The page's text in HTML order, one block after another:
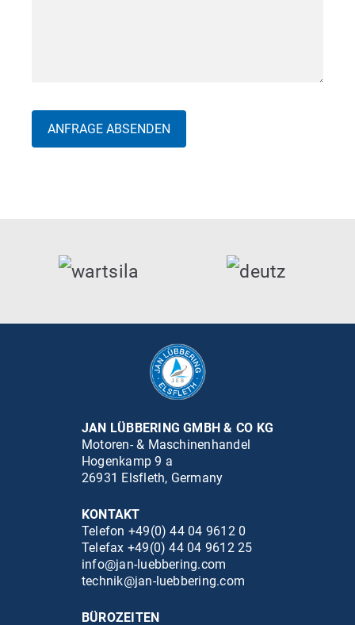
JAN LÜBBERING GMBH & CO KG
Motoren- & Maschinenhandel
Hogenkamp 9 a
26931 Elsfleth, Germany
KONTAKT
Telefon +49(0) 44 04 9612 0
Telefax +49(0) 44 04 9612 25
info@jan-luebbering.com
technik@jan-luebbering.com
BÜROZEITEN